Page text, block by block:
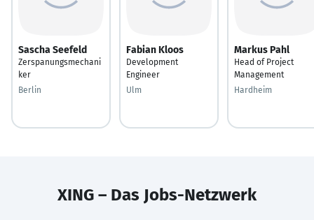
Sascha Seefeld
Zerspanungsmechani
ker
Berlin
Fabian Kloos
Development
Engineer
Ulm
Markus Pahl
Head of Project
Management
Hardheim
XING – Das Jobs-Netzwerk